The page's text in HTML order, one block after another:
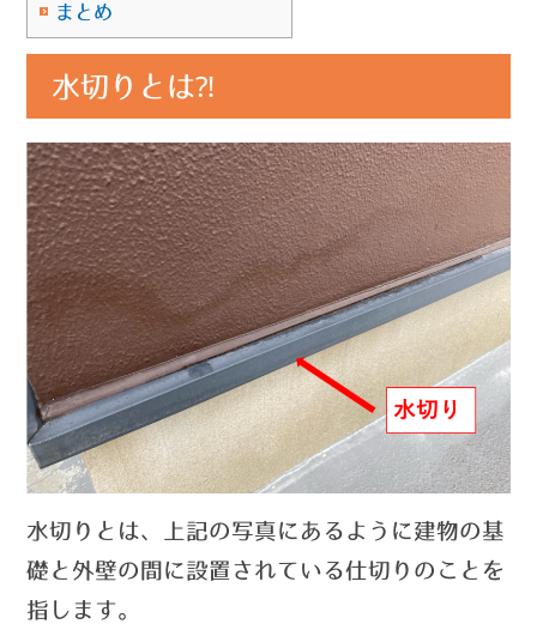
まとめ
水切りとは⁈
水切りとは、上記の写真にあるように建物の基
礎と外壁の間に設置されている仕切りのことを
指します。